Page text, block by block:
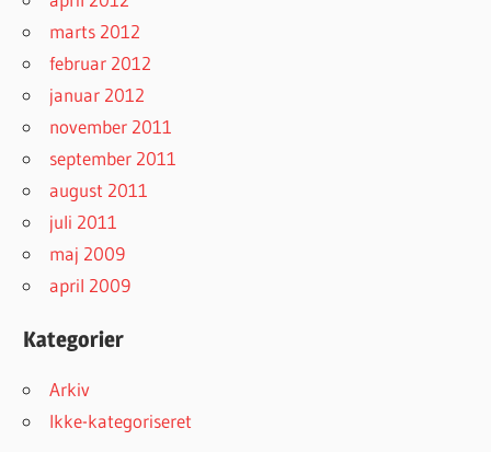
marts 2012
februar 2012
januar 2012
november 2011
september 2011
august 2011
juli 2011
maj 2009
april 2009
Kategorier
Arkiv
Ikke-kategoriseret